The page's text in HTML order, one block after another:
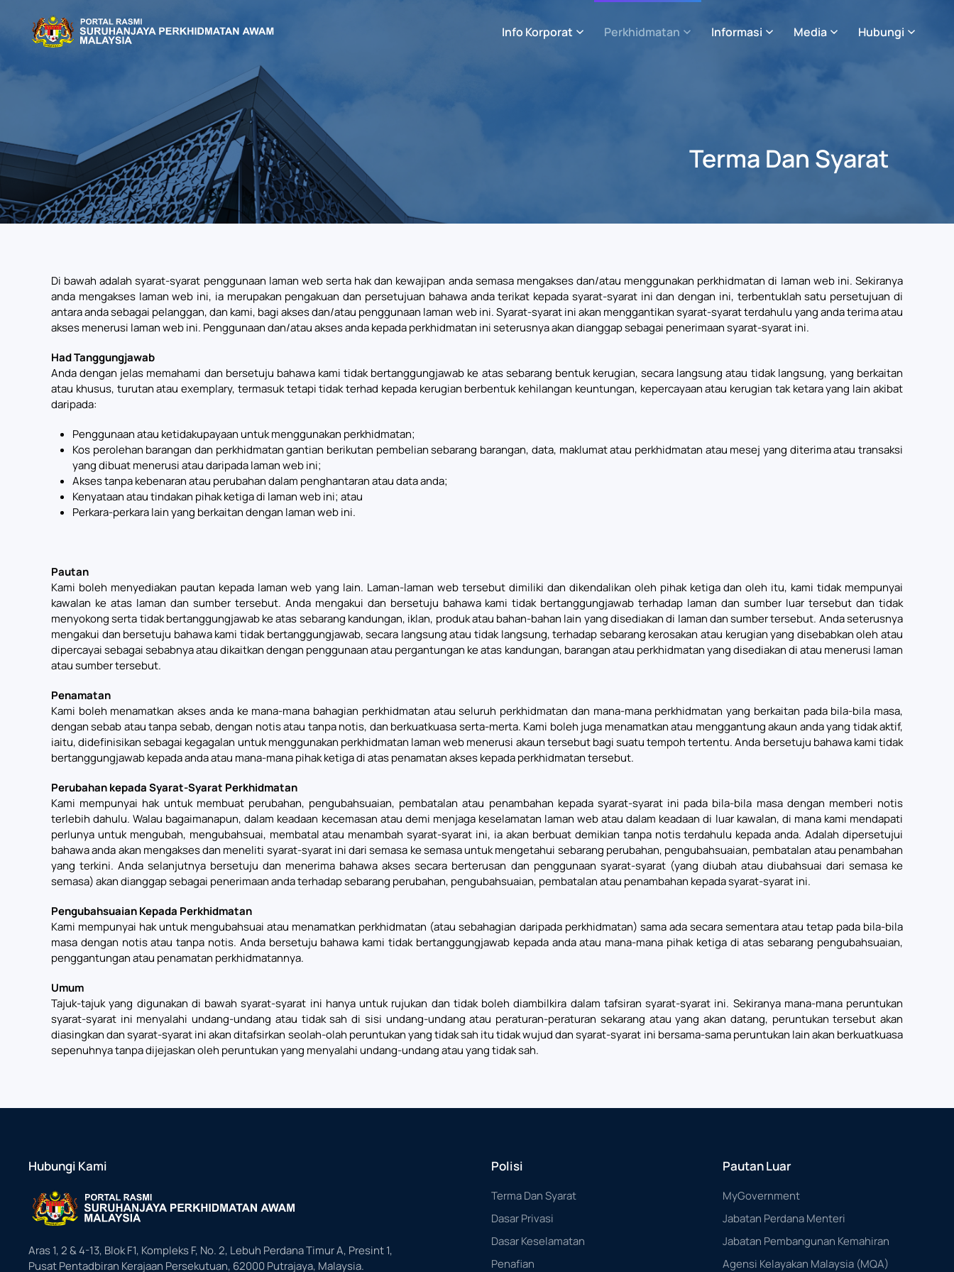
Skip to main content
Info Korporat Perkhidmatan Informasi Media Hubungi
Terma Dan Syarat
Di bawah adalah syarat-syarat penggunaan laman web serta hak dan kewajipan anda semasa mengakses dan/atau menggunakan perkhidmatan di laman web ini. Sekiranya
anda mengakses laman web ini, ia merupakan pengakuan dan persetujuan bahawa anda terikat kepada syarat-syarat ini dan dengan ini, terbentuklah satu persetujuan di
antara anda sebagai pelanggan, dan kami, bagi akses dan/atau penggunaan laman web ini. Syarat-syarat ini akan menggantikan syarat-syarat terdahulu yang anda terima atau
akses menerusi laman web ini. Penggunaan dan/atau akses anda kepada perkhidmatan ini seterusnya akan dianggap sebagai penerimaan syarat-syarat ini.
Had Tanggungjawab
Anda dengan jelas memahami dan bersetuju bahawa kami tidak bertanggungjawab ke atas sebarang bentuk kerugian, secara langsung atau tidak langsung, yang berkaitan
atau khusus, turutan atau exemplary, termasuk tetapi tidak terhad kepada kerugian berbentuk kehilangan keuntungan, kepercayaan atau kerugian tak ketara yang lain akibat
daripada:
Penggunaan atau ketidakupayaan untuk menggunakan perkhidmatan;
Kos perolehan barangan dan perkhidmatan gantian berikutan pembelian sebarang barangan, data, maklumat atau perkhidmatan atau mesej yang diterima atau transaksi
yang dibuat menerusi atau daripada laman web ini;
Akses tanpa kebenaran atau perubahan dalam penghantaran atau data anda;
Kenyataan atau tindakan pihak ketiga di laman web ini; atau
Perkara-perkara lain yang berkaitan dengan laman web ini.
Pautan
Kami boleh menyediakan pautan kepada laman web yang lain. Laman-laman web tersebut dimiliki dan dikendalikan oleh pihak ketiga dan oleh itu, kami tidak mempunyai
kawalan ke atas laman dan sumber tersebut. Anda mengakui dan bersetuju bahawa kami tidak bertanggungjawab terhadap laman dan sumber luar tersebut dan tidak
menyokong serta tidak bertanggungjawab ke atas sebarang kandungan, iklan, produk atau bahan-bahan lain yang disediakan di laman dan sumber tersebut. Anda seterusnya
mengakui dan bersetuju bahawa kami tidak bertanggungjawab, secara langsung atau tidak langsung, terhadap sebarang kerosakan atau kerugian yang disebabkan oleh atau
dipercayai sebagai sebabnya atau dikaitkan dengan penggunaan atau pergantungan ke atas kandungan, barangan atau perkhidmatan yang disediakan di atau menerusi laman
atau sumber tersebut.
Penamatan
Kami boleh menamatkan akses anda ke mana-mana bahagian perkhidmatan atau seluruh perkhidmatan dan mana-mana perkhidmatan yang berkaitan pada bila-bila masa,
dengan sebab atau tanpa sebab, dengan notis atau tanpa notis, dan berkuatkuasa serta-merta. Kami boleh juga menamatkan atau menggantung akaun anda yang tidak aktif,
iaitu, didefinisikan sebagai kegagalan untuk menggunakan perkhidmatan laman web menerusi akaun tersebut bagi suatu tempoh tertentu. Anda bersetuju bahawa kami tidak
bertanggungjawab kepada anda atau mana-mana pihak ketiga di atas penamatan akses kepada perkhidmatan tersebut.
Perubahan kepada Syarat-Syarat Perkhidmatan
Kami mempunyai hak untuk membuat perubahan, pengubahsuaian, pembatalan atau penambahan kepada syarat-syarat ini pada bila-bila masa dengan memberi notis
terlebih dahulu. Walau bagaimanapun, dalam keadaan kecemasan atau demi menjaga keselamatan laman web atau dalam keadaan di luar kawalan, di mana kami mendapati
perlunya untuk mengubah, mengubahsuai, membatal atau menambah syarat-syarat ini, ia akan berbuat demikian tanpa notis terdahulu kepada anda. Adalah dipersetujui
bahawa anda akan mengakses dan meneliti syarat-syarat ini dari semasa ke semasa untuk mengetahui sebarang perubahan, pengubahsuaian, pembatalan atau penambahan
yang terkini. Anda selanjutnya bersetuju dan menerima bahawa akses secara berterusan dan penggunaan syarat-syarat (yang diubah atau diubahsuai dari semasa ke
semasa) akan dianggap sebagai penerimaan anda terhadap sebarang perubahan, pengubahsuaian, pembatalan atau penambahan kepada syarat-syarat ini.
Pengubahsuaian Kepada Perkhidmatan
Kami mempunyai hak untuk mengubahsuai atau menamatkan perkhidmatan (atau sebahagian daripada perkhidmatan) sama ada secara sementara atau tetap pada bila-bila
masa dengan notis atau tanpa notis. Anda bersetuju bahawa kami tidak bertanggungjawab kepada anda atau mana-mana pihak ketiga di atas sebarang pengubahsuaian,
penggantungan atau penamatan perkhidmatannya.
Umum
Tajuk-tajuk yang digunakan di bawah syarat-syarat ini hanya untuk rujukan dan tidak boleh diambilkira dalam tafsiran syarat-syarat ini. Sekiranya mana-mana peruntukan
syarat-syarat ini menyalahi undang-undang atau tidak sah di sisi undang-undang atau peraturan-peraturan sekarang atau yang akan datang, peruntukan tersebut akan
diasingkan dan syarat-syarat ini akan ditafsirkan seolah-olah peruntukan yang tidak sah itu tidak wujud dan syarat-syarat ini bersama-sama peruntukan lain akan berkuatkuasa
sepenuhnya tanpa dijejaskan oleh peruntukan yang menyalahi undang-undang atau yang tidak sah.
Hubungi Kami
Aras 1, 2 & 4-13, Blok F1, Kompleks F, No. 2, Lebuh Perdana Timur A, Presint 1,
Pusat Pentadbiran Kerajaan Persekutuan, 62000 Putrajaya, Malaysia.
Polisi
Terma Dan Syarat
Dasar Privasi
Dasar Keselamatan
Penafian
Pautan Luar
MyGovernment
Jabatan Perdana Menteri
Jabatan Pembangunan Kemahiran
Agensi Kelayakan Malaysia (MQA)